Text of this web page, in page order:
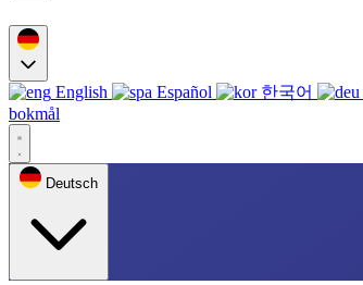
English Español 한국어
bokmål
Deutsch